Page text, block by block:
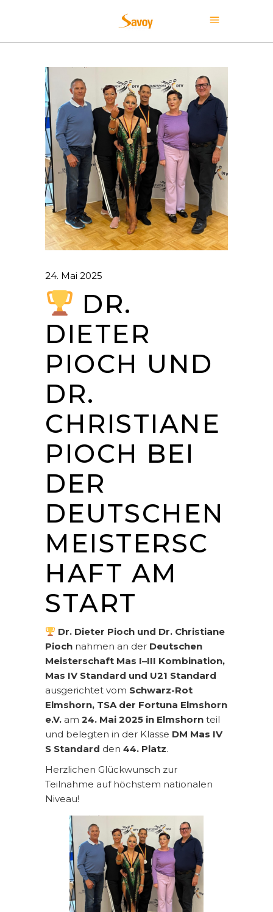
24. Mai 2025
DR.
DIETER
PIOCH UND
DR.
CHRISTIANE
PIOCH BEI
DER
DEUTSCHEN
MEISTERSC
HAFT AM
START
Dr. Dieter Pioch und Dr. Christiane
Pioch nahmen an der Deutschen
Meisterschaft Mas I–III Kombination,
Mas IV Standard und U21 Standard
ausgerichtet vom Schwarz-Rot
Elmshorn, TSA der Fortuna Elmshorn
e.V. am 24. Mai 2025 in Elmshorn teil
und belegten in der Klasse DM Mas IV
S Standard den 44. Platz.
Herzlichen Glückwunsch zur
Teilnahme auf höchstem nationalen
Niveau!